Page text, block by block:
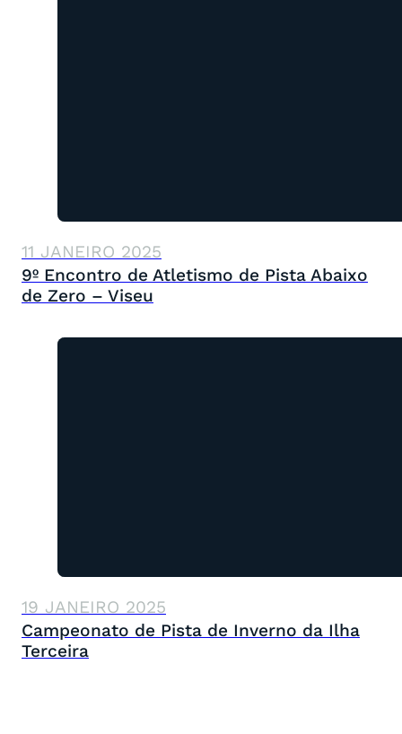
11 JANEIRO 2025
9º Encontro de Atletismo de Pista Abaixo
de Zero – Viseu
19 JANEIRO 2025
Campeonato de Pista de Inverno da Ilha
Terceira